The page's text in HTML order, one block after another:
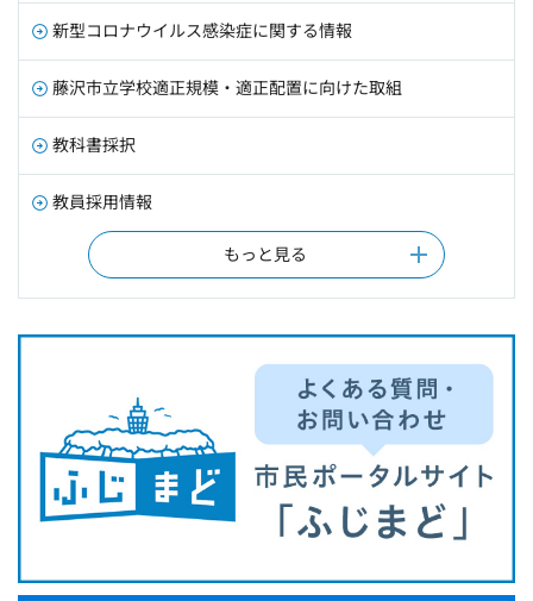
新型コロナウイルス感染症に関する情報
藤沢市立学校適正規模・適正配置に向けた取組
教科書採択
教員採用情報
もっと見る